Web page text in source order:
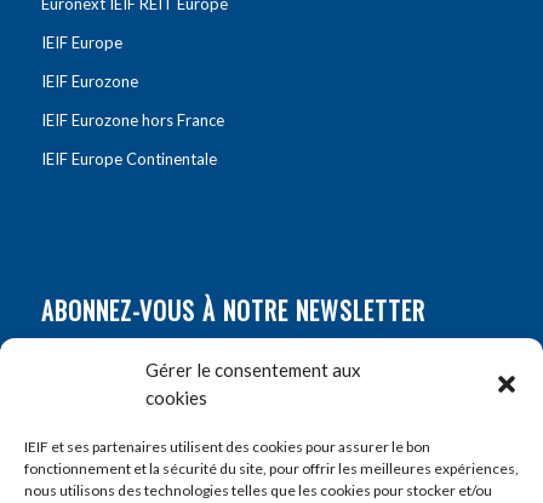
Gérer le consentement aux
cookies
IEIF et ses partenaires utilisent des cookies pour assurer le bon
fonctionnement et la sécurité du site, pour offrir les meilleures expériences,
nous utilisons des technologies telles que les cookies pour stocker et/ou
IEIF Europe
IEIF Eurozone
IEIF Eurozone hors France
IEIF Europe Continentale
ABONNEZ-VOUS À NOTRE NEWSLETTER
Prénom*